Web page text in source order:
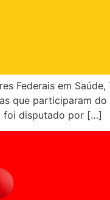
Federais em
que participaram
foi disputado por […]